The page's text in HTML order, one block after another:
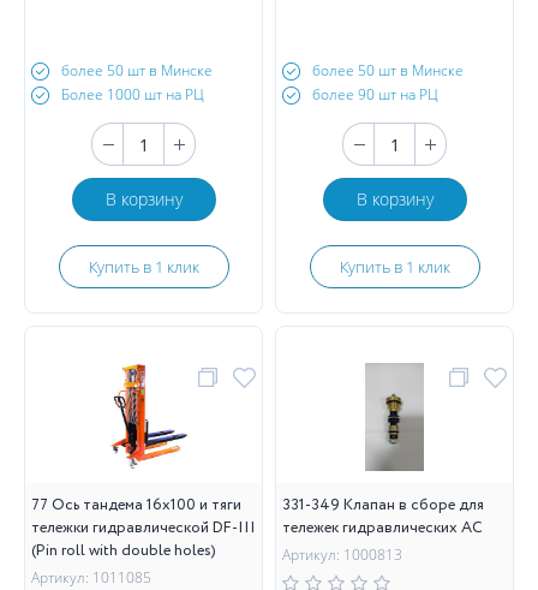
более 50 шт в Минске
Более 1000 шт на РЦ
В корзину
Купить в 1 клик
более 50 шт в Минске
более 90 шт на РЦ
В корзину
Купить в 1 клик
77 Ось тандема 16х100 и тяги
тележки гидравлической DF-III
(Pin roll with double holes)
Артикул: 1011085
331-349 Клапан в сборе для
тележек гидравлических AC
Артикул: 1000813